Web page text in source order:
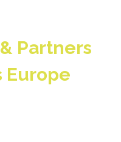
Partners
Europe